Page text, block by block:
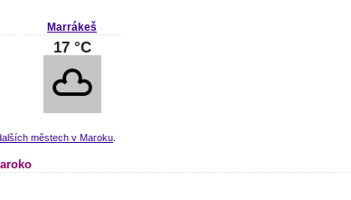
Marrákeš
17 °C
městech v Maroku.